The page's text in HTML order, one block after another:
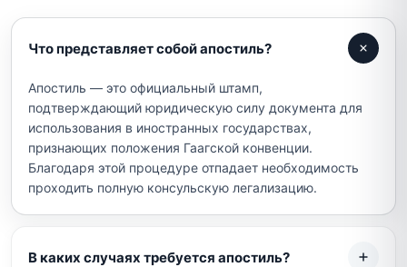
Что представляет собой апостиль?
Апостиль — это официальный штамп,
подтверждающий юридическую силу документа для
использования в иностранных государствах,
признающих положения Гаагской конвенции.
Благодаря этой процедуре отпадает необходимость
проходить полную консульскую легализацию.
В каких случаях требуется апостиль?